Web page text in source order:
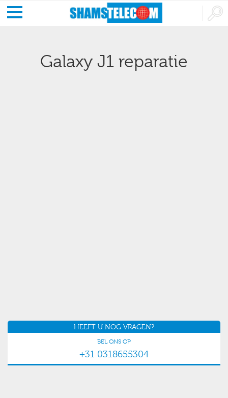
Galaxy J1 reparatie
HEEFT U NOG VRAGEN?
BEL ONS OP
+31 0318655304